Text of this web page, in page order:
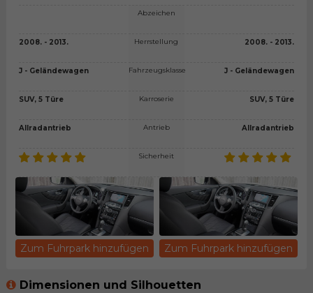
2008. - 2013.
J - Geländewagen
SUV, 5 Türe
Allradantrieb
Abzeichen
Herrstellung
Fahrzeugsklasse
Karroserie
Antrieb
Sicherheit
2008. - 2013.
J - Geländewagen
SUV, 5 Türe
Allradantrieb
Zum Fuhrpark hinzufügen Zum Fuhrpark hinzufügen
Dimensionen und Silhouetten